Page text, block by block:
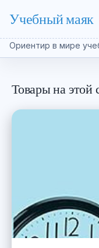
Учебный маяк
Ориентир в мире
Товары на этой